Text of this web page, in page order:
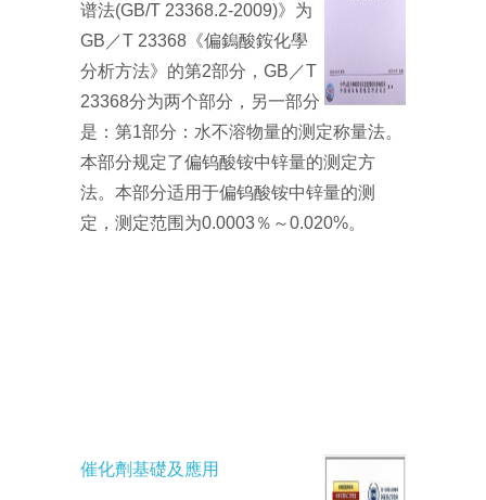
谱法(GB/T 23368.2-2009)》为
GB／T 23368《偏鎢酸銨化學
分析方法》的第2部分，GB／T
23368分为两个部分，另一部分
是：第1部分：水不溶物量的测定称量法。
本部分规定了偏钨酸铵中锌量的测定方
法。本部分适用于偏钨酸铵中锌量的测
定，测定范围为0.0003％～0.020%。
催化劑基礎及應用